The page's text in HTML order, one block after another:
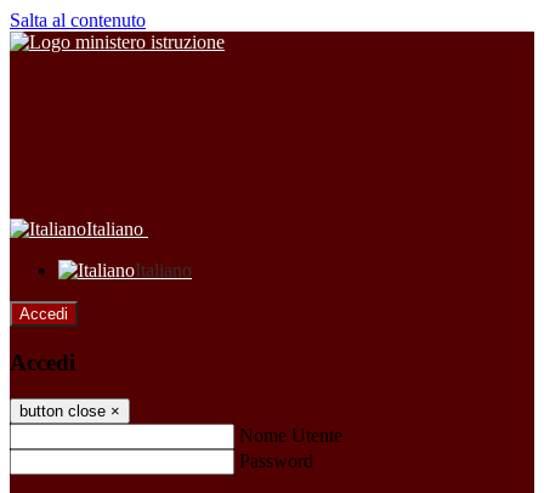
Salta al contenuto
Italiano
Italiano
Accedi
Accedi
button close ×
Nome Utente
Password